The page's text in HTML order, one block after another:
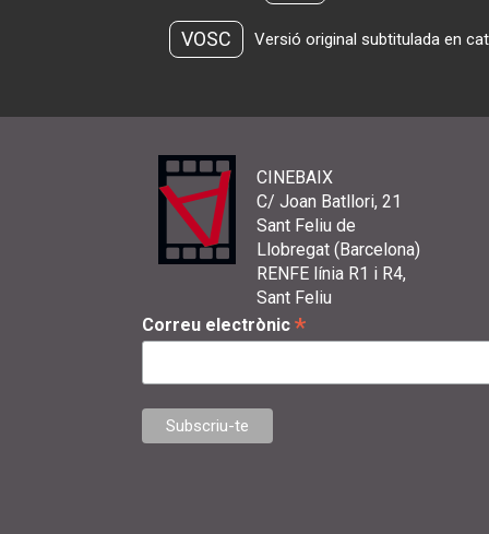
VOSC Versió original subtitulada en
CINEBAIX
C/ Joan Batllori, 21
Sant Feliu de
Llobregat (Barcelona)
RENFE línia R1 i R4,
Sant Feliu
Correu electrònic *